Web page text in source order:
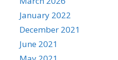
January 2022
December 2021
June 2021